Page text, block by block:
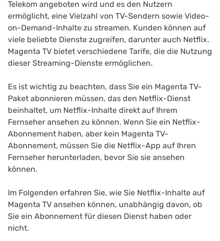
Telekom angeboten wird und es den Nutzern
ermöglicht, eine Vielzahl von TV-Sendern sowie Video-
on-Demand-Inhalte zu streamen. Kunden können auf
viele beliebte Dienste zugreifen, darunter auch Netflix.
Magenta TV bietet verschiedene Tarife, die die Nutzung
dieser Streaming-Dienste ermöglichen.
Es ist wichtig zu beachten, dass Sie ein Magenta TV-
Paket abonnieren müssen, das den Netflix-Dienst
beinhaltet, um Netflix-Inhalte direkt auf Ihrem
Fernseher ansehen zu können. Wenn Sie ein Netflix-
Abonnement haben, aber kein Magenta TV-
Abonnement, müssen Sie die Netflix-App auf Ihren
Fernseher herunterladen, bevor Sie sie ansehen
können.
Im Folgenden erfahren Sie, wie Sie Netflix-Inhalte auf
Magenta TV ansehen können, unabhängig davon, ob
Sie ein Abonnement für diesen Dienst haben oder
nicht.